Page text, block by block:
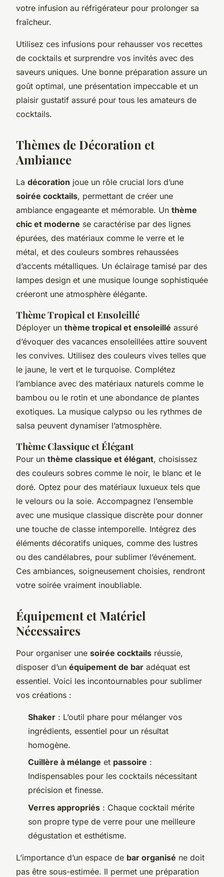
votre infusion au réfrigérateur pour prolonger sa
fraîcheur.
Utilisez ces infusions pour rehausser vos recettes
de cocktails et surprendre vos invités avec des
saveurs uniques. Une bonne préparation assure un
goût optimal, une présentation impeccable et un
plaisir gustatif assuré pour tous les amateurs de
cocktails.
Thèmes de Décoration et
Ambiance
La décoration joue un rôle crucial lors d’une
soirée cocktails, permettant de créer une
ambiance engageante et mémorable. Un thème
chic et moderne se caractérise par des lignes
épurées, des matériaux comme le verre et le
métal, et des couleurs sombres rehaussées
d’accents métalliques. Un éclairage tamisé par des
lampes design et une musique lounge sophistiquée
créeront une atmosphère élégante.
Thème Tropical et Ensoleillé
Déployer un thème tropical et ensoleillé assuré
d’évoquer des vacances ensoleillées attire souvent
les convives. Utilisez des couleurs vives telles que
le jaune, le vert et le turquoise. Complétez
l’ambiance avec des matériaux naturels comme le
bambou ou le rotin et une abondance de plantes
exotiques. La musique calypso ou les rythmes de
salsa peuvent dynamiser l’atmosphère.
Thème Classique et Élégant
Pour un thème classique et élégant, choisissez
des couleurs sobres comme le noir, le blanc et le
doré. Optez pour des matériaux luxueux tels que
le velours ou la soie. Accompagnez l’ensemble
avec une musique classique discrète pour donner
une touche de classe intemporelle. Intégrez des
éléments décoratifs uniques, comme des lustres
ou des candélabres, pour sublimer l’événement.
Ces ambiances, soigneusement choisies, rendront
votre soirée vraiment inoubliable.
Équipement et Matériel
Nécessaires
Pour organiser une soirée cocktails réussie,
disposer d’un équipement de bar adéquat est
essentiel. Voici les incontournables pour sublimer
vos créations :
Shaker : L’outil phare pour mélanger vos
ingrédients, essentiel pour un résultat
homogène.
Cuillère à mélange et passoire :
Indispensables pour les cocktails nécessitant
précision et finesse.
Verres appropriés : Chaque cocktail mérite
son propre type de verre pour une meilleure
dégustation et esthétisme.
L’importance d’un espace de bar organisé ne doit
pas être sous-estimée. Il permet une préparation